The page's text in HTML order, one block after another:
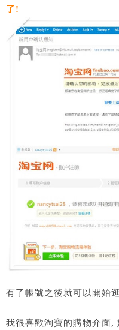
了!
有了帳號之後就可以開始
我很喜歡淘寶的購物介面,